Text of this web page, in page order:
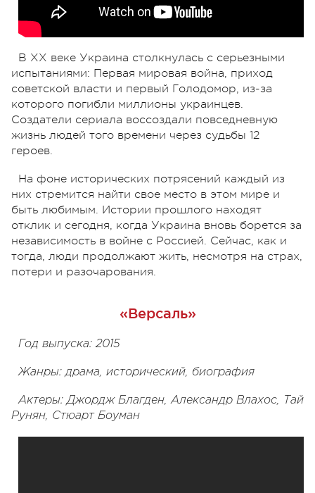
В XX веке Украина столкнулась с серьезными
испытаниями: Первая мировая война, приход
советской власти и первый Голодомор, из-за
которого погибли миллионы украинцев.
Создатели сериала воссоздали повседневную
жизнь людей того времени через судьбы 12
героев.
На фоне исторических потрясений каждый из
них стремится найти свое место в этом мире и
быть любимым. Истории прошлого находят
отклик и сегодня, когда Украина вновь борется за
независимость в войне с Россией. Сейчас, как и
тогда, люди продолжают жить, несмотря на страх,
потери и разочарования.
«Версаль»
Год выпуска: 2015
Жанры: драма, исторический, биография
Актеры: Джордж Благден, Александр Влахос, Тай
Рунян, Стюарт Боуман